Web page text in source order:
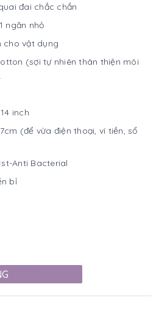
đai chắc chắn
ngăn nhỏ
cho vật dụng
(sợi tự nhiên thân thiện môi
inch
(để vừa điện thoại, ví tiền, sổ
Anti Bacterial
bỉ